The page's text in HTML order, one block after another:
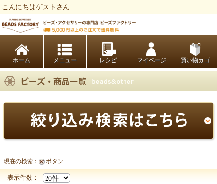
こんにちはゲストさん
ホーム レシピ マイページ 買い物カゴ
【メタルパーツ商品一覧】
現在の検索： ボタン
表示件数：